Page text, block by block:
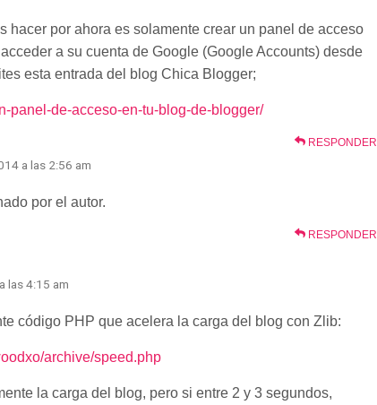
hacer por ahora es solamente crear un panel de acceso
a su cuenta de Google (Google Accounts) desde
esta entrada del blog Chica Blogger;
panel-de-acceso-en-tu-blog-de-blogger/
RESPONDER
a las 2:56 am
por el autor.
RESPONDER
las 4:15 am
código PHP que acelera la carga del blog con Zlib:
archive/speed.php
la carga del blog, pero si entre 2 y 3 segundos,